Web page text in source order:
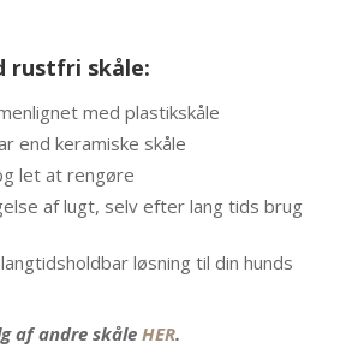
rustfri skåle:
med plastikskåle
end keramiske skåle
let at rengøre
af lugt, selv efter lang tids brug
løsning til din hunds
af andre skåleHER.